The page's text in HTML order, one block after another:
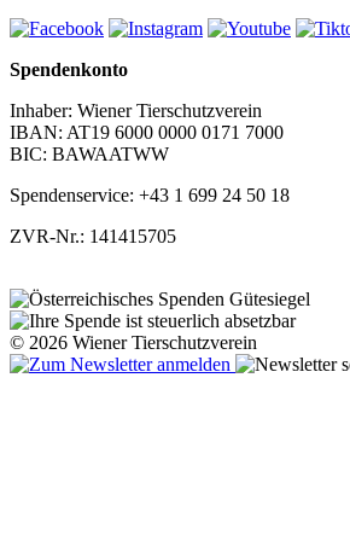
Spendenkonto
Inhaber: Wiener Tierschutzverein
IBAN: AT19 6000 0000 0171 7000
BIC: BAWAATWW
Spendenservice: +43 1 699 24 50 18
ZVR-Nr.: 141415705
© 2026 Wiener Tierschutzverein